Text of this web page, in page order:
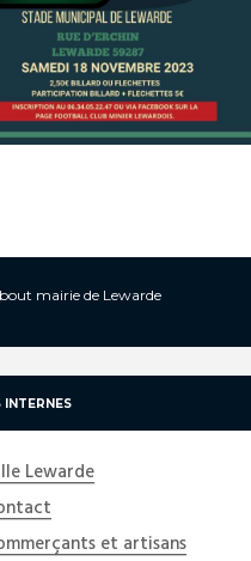
mairie de Lewarde
INTERNES
Lewarde
et artisans